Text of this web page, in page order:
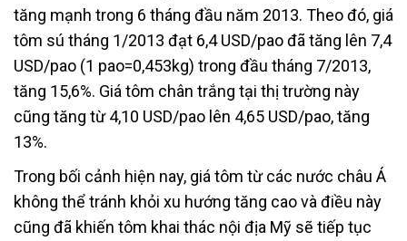
tăng mạnh trong 6 tháng đầu năm 2013. Theo đó, giá
tôm sú tháng 1/2013 đạt 6,4 USD/pao đã tăng lên 7,4
USD/pao (1 pao=0,453kg) trong đầu tháng 7/2013,
tăng 15,6%. Giá tôm chân trắng tại thị trường này
cũng tăng từ 4,10 USD/pao lên 4,65 USD/pao, tăng
13%.
Trong bối cảnh hiện nay, giá tôm từ các nước châu Á
không thể tránh khỏi xu hướng tăng cao và điều này
cũng đã khiến tôm khai thác nội địa Mỹ sẽ tiếp tục